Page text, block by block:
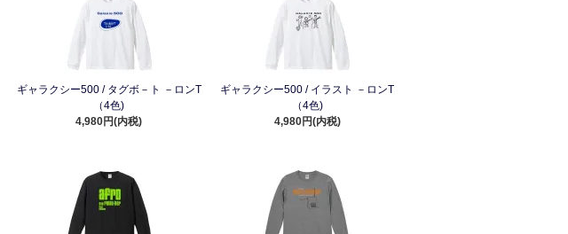
ギャラクシー500 / タグボ－ト －ロンT
（4色)
4,980円(内税)
ギャラクシー500 / イラスト －ロンT
（4色)
4,980円(内税)